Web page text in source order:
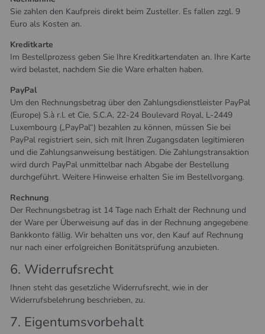
Sie zahlen den Kaufpreis direkt beim Zusteller. Es fallen zzgl. 9
Euro als Kosten an.
Kreditkarte
Im Bestellprozess geben Sie Ihre Kreditkartendaten an. Ihre Karte
wird belastet, nachdem Sie die Ware erhalten haben.
PayPal
Um den Rechnungsbetrag über den Zahlungsdienstleister PayPal
(Europe) S.à r.l. et Cie, S.C.A, 22-24 Boulevard Royal, L-2449
Luxembourg („PayPal“) bezahlen zu können, müssen Sie bei
PayPal registriert sein, sich mit Ihren Zugangsdaten legitimieren
und die Zahlungsanweisung bestätigen. Die Zahlungstransaktion
wird durch PayPal unmittelbar nach Abgabe der Bestellung
durchgeführt. Weitere Hinweise erhalten Sie im Bestellvorgang.
Rechnung
Der Rechnungsbetrag ist 14 Tage nach Erhalt der Rechnung und
der Ware per Überweisung auf das in der Rechnung angegebene
Bankkonto fällig. Wir behalten uns vor, den Kauf auf Rechnung
nur nach einer erfolgreichen Bonitätsprüfung anzubieten.
6. Widerrufsrecht
Ihnen steht das gesetzliche Widerrufsrecht, wie in der
Widerrufsbelehrung beschrieben, zu.
7. Eigentumsvorbehalt​​​​​​​